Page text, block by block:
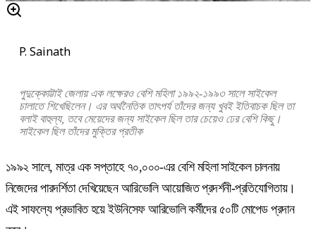
P. Sainath
পুদুক্কোট্টাই জেলায়এক লক্ষেরওবেশি মহিলা ১৯৯২-১৯৯৩ সালে সাইকেল
চালাতে শিখেছিলেন। এর অর্থনৈতিক তাৎপর্যতাঁদের জন্য খুবই ইতিবাচকছিল তা
বলাই বাহুল্য, তবে মেয়েদের জন্য সাইকেল ছিল তার চেয়েও ঢের বেশি কিছু।
সাইকেল ছিল তাঁদের মুক্তির প্রতীক
১৯৯২ সালে, মাত্র এক সপ্তাহে ৭০,০০০-এর বেশি মহিলা সাইকেল চালনায়
নিজেদের পারদর্শিতা দেখিয়েছেন আরিভোলি আয়োজিত প্রদর্শনী-প্রতিযোগিতায়।
এই সাফল্যে প্রভাবিত হয়ে ইউনিসেফ আরিভোলি কর্মীদের ৫০টি মোপেড প্রদান